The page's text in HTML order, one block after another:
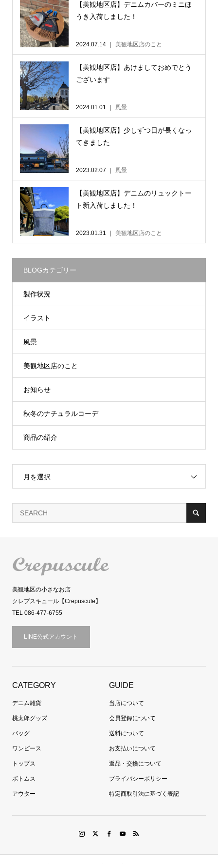
【美観地区店】デニムカバーのミニほ
うき入荷しました！
2024.07.14 美観地区店のこと
【美観地区店】あけましておめでとう
ございます
2024.01.01 風景
【美観地区店】少しずつ日が長くなっ
てきました
2023.02.07 風景
【美観地区店】デニムのリュックトー
ト新入荷しました！
2023.01.31 美観地区店のこと
BLOGカテゴリー
製作状況
イラスト
風景
美観地区店のこと
お知らせ
秋冬のナチュラルコーデ
商品の紹介
月を選択
美観地区の小さなお店
クレプスキュール【Crepuscule】
TEL 086-477-6755
LINE公式アカウント
CATEGORY
デニム雑貨
桃太郎グッズ
バッグ
ワンピース
トップス
ボトムス
アウター
GUIDE
当店について
会員登録について
送料について
お支払いについて
返品・交換について
プライバシーポリシー
特定商取引法に基づく表記